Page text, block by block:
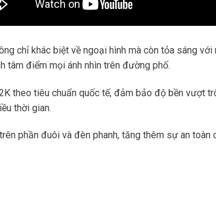
chỉ khác biệt về ngoại hình mà còn tỏa sáng
tâm điểm mọi ánh nhìn trên đường phố.
theo tiêu chuẩn quốc tế, đảm bảo độ bền vượt
thời gian.
phần đuôi và đèn phanh, tăng thêm sự an toàn